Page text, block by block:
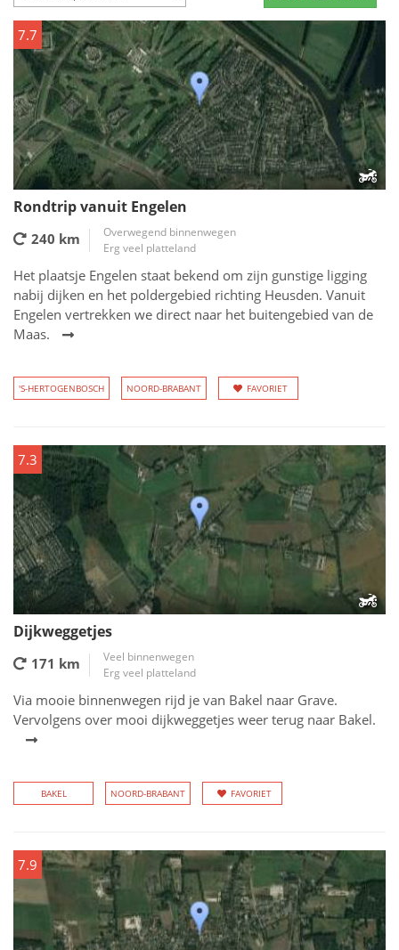
7.7
Rondtrip vanuit Engelen
240 km
Overwegend binnenwegen
Erg veel platteland
Het plaatsje Engelen staat bekend om zijn gunstige ligging
nabij dijken en het poldergebied richting Heusden. Vanuit
Engelen vertrekken we direct naar het buitengebied van de
Maas.
'S-HERTOGENBOSCH NOORD-BRABANT FAVORIET
7.3
Dijkweggetjes
171 km
Veel binnenwegen
Erg veel platteland
Via mooie binnenwegen rijd je van Bakel naar Grave.
Vervolgens over mooi dijkweggetjes weer terug naar Bakel.
BAKEL NOORD-BRABANT FAVORIET
7.9